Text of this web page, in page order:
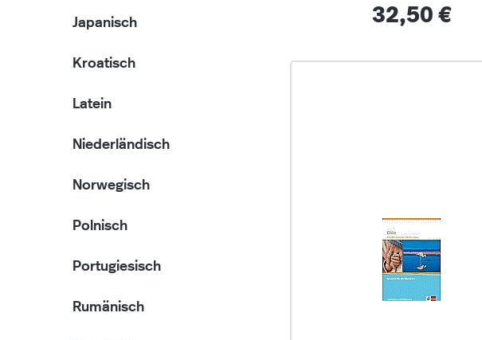
Japanisch
Kroatisch
Latein
Niederländisch
Norwegisch
Polnisch
Portugiesisch
Rumänisch
Regulärer Preis:
32,50 €